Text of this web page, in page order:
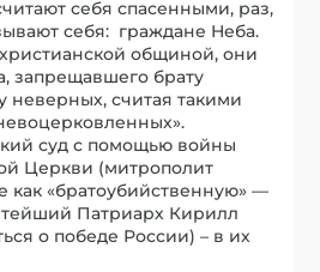
себя спасенными, раз,
себя: граждане Неба.
общиной, они
запрещавшего брату
неверных, считая такими
суд с помощью войны
Церкви (митрополит
как «братоубийственную» —
Патриарх Кирилл
о победе России) – в их